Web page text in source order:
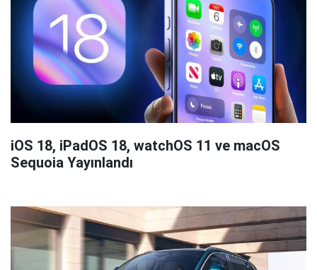
iOS 18, iPadOS 18, watchOS 11 ve macOS
Sequoia Yayınlandı